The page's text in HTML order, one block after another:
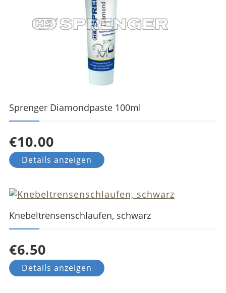
Sprenger Diamondpaste 100ml
€10.00
Details anzeigen
Knebeltrensenschlaufen, schwarz
€6.50
Details anzeigen